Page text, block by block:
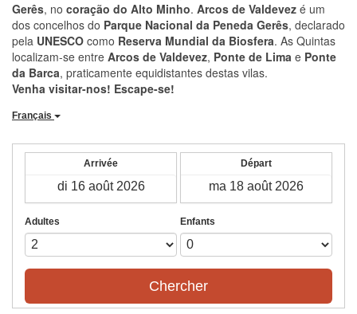
Gerês, no coração do Alto Minho. Arcos de Valdevez é um
dos concelhos do Parque Nacional da Peneda Gerês, declarado
pela UNESCO como Reserva Mundial da Biosfera. As Quintas
localizam-se entre Arcos de Valdevez, Ponte de Lima e Ponte
da Barca, praticamente equidistantes destas vilas.
Venha visitar-nos! Escape-se!